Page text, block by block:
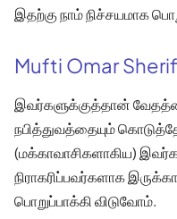
இதற்கு நாம் நிச்சயமாக
Mufti Omar
இவர்களுக்குத்தான்
நபித்துவத்தையும்
(மக்காவாசிகளாகிய)
நிராகரிப்பவர்களாக
பொறுப்பாக்கி விடுவோம்.